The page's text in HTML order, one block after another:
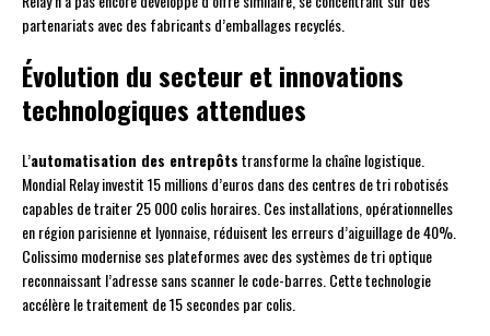
partenariats avec des fabricants d’emballages recyclés.
Évolution du secteur et innovations
technologiques attendues
L’automatisation des entrepôtstransforme la chaîne logistique.
Mondial Relay investit 15 millions d’euros dans des centres de tri robotisés
capables de traiter 25 000 colis horaires. Ces installations, opérationnelles
en région parisienne et lyonnaise, réduisent les erreurs d’aiguillage de 40%.
Colissimo modernise ses plateformes avec des systèmes de tri optique
reconnaissant l’adresse sans scanner le code-barres. Cette technologie
accélère le traitement de 15 secondes par colis.